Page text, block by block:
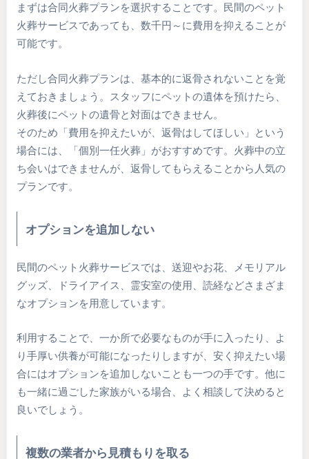
まずは合同火葬プランを選択することです。民間のペット
火葬サービスであっても、数千円～に費用を抑えることが
可能です。
ただし合同火葬プランは、基本的に返骨されないことを覚
えておきましょう。スタッフにペットの遺体を預けたら、
火葬後にペットの遺骨と対面はできません。
そのため「費用を抑えたいが、返骨はしてほしい」という
場合には、「個別一任火葬」がおすすめです。火葬中の立
ち会いはできませんが、返骨してもらえることから人気の
プランです。
オプションを追加しない
民間のペット火葬サービスでは、送迎やお花、メモリアル
グッズ、ドライアイス、霊安室の使用、読経などさまざま
なオプションを用意しています。
利用することで、一か所で必要なものが手に入ったり、よ
り手厚い供養が可能になったりしますが、安く抑えたい場
合にはオプションを追加しないことも一つの手です。他に
も一緒に過ごした家族がいる場合、よく相談して決めると
良いでしょう。
複数の業者から見積もりを取る